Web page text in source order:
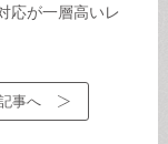
応が一層高いレ
事へ